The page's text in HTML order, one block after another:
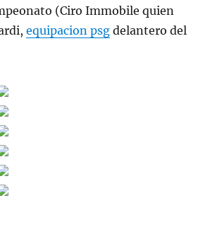
(Ciro Immobile quien
equipacion psg delantero del